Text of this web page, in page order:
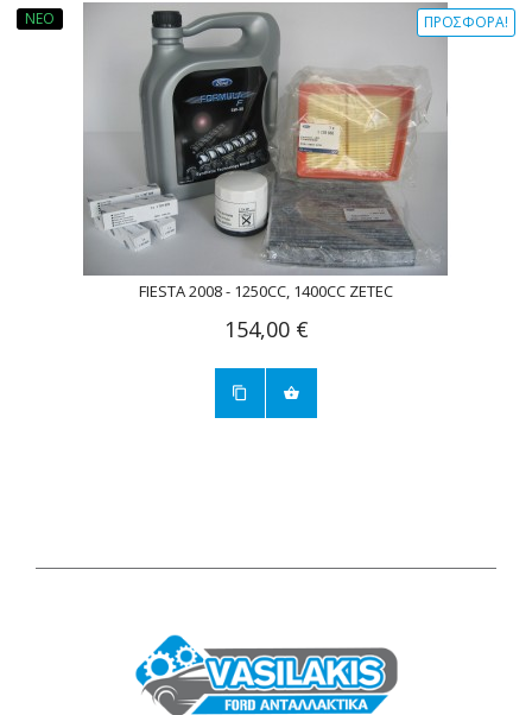
ΝΈΟ ΠΡΟΣΦΟΡΆ!
FIESTA 2008 - 1250CC, 1400CC ZETEC
154,00 €